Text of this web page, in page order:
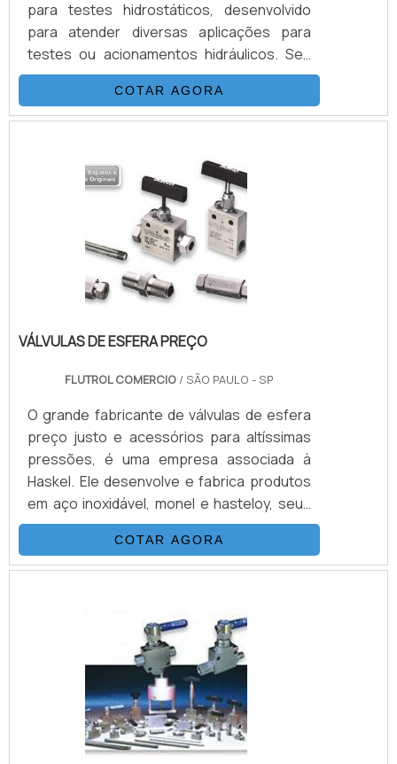
para testes hidrostáticos, desenvolvido
para atender diversas aplicações para
testes ou acionamentos hidráulicos. Seu
sistema é composto basicamente por uma
Bomba Hidropneumática Haskel, kit de
preparação de ar, conjunto de filtros,
tanque inox. É importante contar com uma
distribuidora autorizada e exclusiva para
todo Brasil das mais renomadas e
conceituadas empresas internacionais que
COTAR AGORA
VÁLVULAS DE ESFERA PREÇO
FLUTROL COMERCIO / SÃO PAULO - SP
O grande fabricante de válvulas de esfera
preço justo e acessórios para altíssimas
pressões, é uma empresa associada à
Haskel. Ele desenvolve e fabrica produtos
em aço inoxidável, monel e hasteloy, seus
principais ítens são Válvulas Esfera, Agulha,
Retenção, Tubos Conexões e Niple.
Também fornece equipamentos para sub-
Suas principais aplicações são sistemas
hidráulicos, equipamentos e sistemas para
gases e aplicações para Sub-
Sea.VANTAGENS QUE MERECEM SER DE.
COTAR AGORA